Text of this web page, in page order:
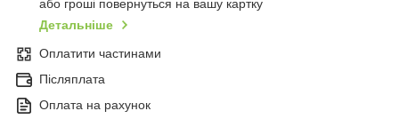
або гроші повернуться на вашу картку
Детальніше
Оплатити частинами
Післяплата
Оплата на рахунок